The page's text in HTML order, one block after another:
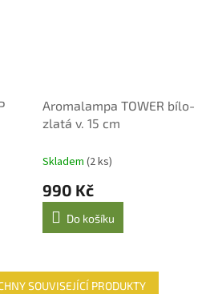
Aromalampa TOWER bílo-
zlatá v. 15 cm
Skladem (2 ks)
990 Kč
Do košíku
SOUVISEJÍCÍ PRODUKTY